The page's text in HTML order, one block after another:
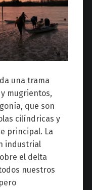
una trama
mugrientos,
que son
cilíndricas y
principal. La
industrial
el delta
nuestros